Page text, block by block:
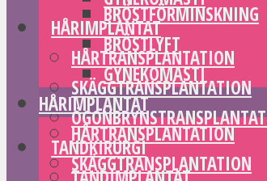
HÅRIMPLANTAT
HÅRTRANSPLANTATION
SKÄGGTRANSPLANTATION
TANDKIRURGI
BRÖSTFÖRMINSKNING
BRÖSTLYFT
GYNEKOMASTI
HÅRIMPLANTAT
HÅRTRANSPLANTATION
SKÄGGTRANSPLANTATION